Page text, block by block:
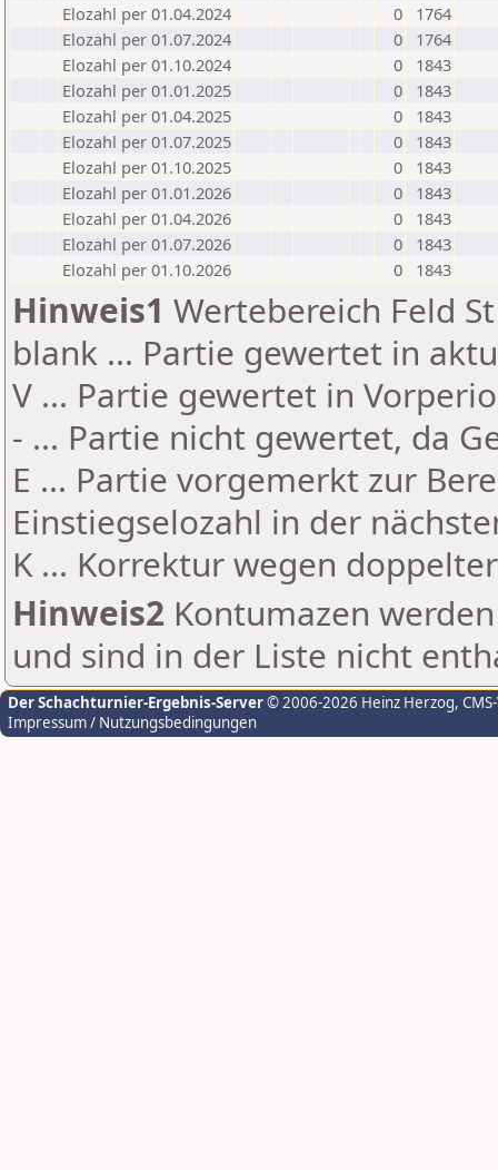
Elozahl per 01.04.2024
0
1764
Elozahl per 01.07.2024
0
1764
Elozahl per 01.10.2024
0
1843
Elozahl per 01.01.2025
0
1843
Elozahl per 01.04.2025
0
1843
Elozahl per 01.07.2025
0
1843
Elozahl per 01.10.2025
0
1843
Elozahl per 01.01.2026
0
1843
Elozahl per 01.04.2026
0
1843
Elozahl per 01.07.2026
0
1843
Elozahl per 01.10.2026
0 1843
Hinweis1 Wertebereich Feld
blank ... Partie gewertet in
V ... Partie gewertet in
- ... Partie nicht gewertet, da
E ... Partie vorgemerkt zur
Einstiegselozahl in der
K ... Korrektur wegen
Hinweis2 Kontumazen
und sind in der Liste nicht
Der Schachturnier-Ergebnis-Server© 2006-2026 Heinz Herzog,
Impressum / Nutzungsbedingungen